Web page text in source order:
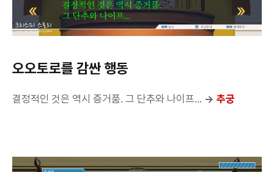
오오토로를 감싼 행동
결정적인 것은 역시 증거품. 그 단추와 나이프... → 추궁